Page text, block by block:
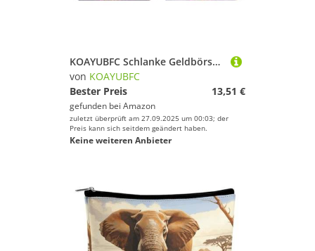
KOAYUBFC Schlanke Geldbörse, kompakt, faltbar, Lavendelfelder, minimalistische Brieftaschen für Herren, mit Kreditkartenfach, Leder, Münzfach, Ausweisfenster, Unisex
von KOAYUBFC
Bester Preis
13,51 €
gefunden bei Amazon
zuletzt überprüft am 27.09.2025 um 00:03; der
Preis kann sich seitdem geändert haben.
Keine weiteren Anbieter